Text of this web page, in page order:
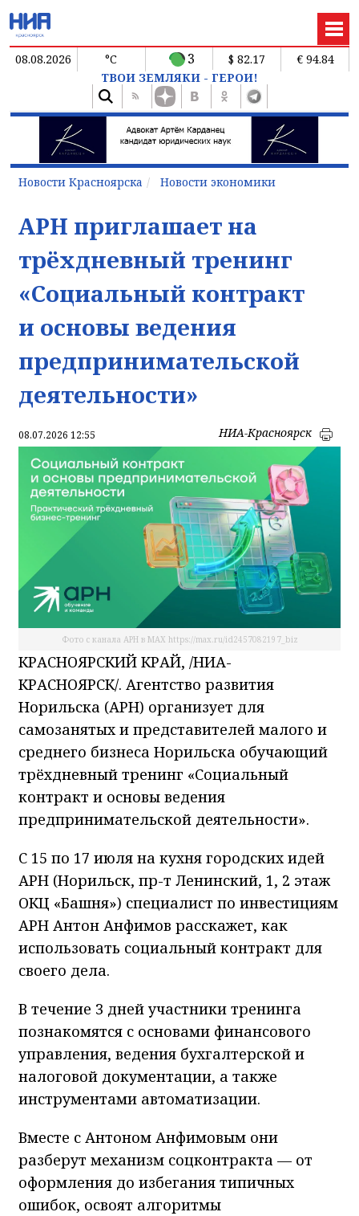
08.08.2026 °C 3 $ 82.17
€ 94.84
ТВОИ ЗЕМЛЯКИ - ГЕРОИ!
Новости Красноярска Новости экономики
АРН приглашает на
трёхдневный тренинг
«Социальный контракт
и основы ведения
предпринимательской
деятельности»
08.07.2026 12:55 НИА-Красноярск
Фото с канала АРН в МАХ https://max.ru/id2457082197_biz
КРАСНОЯРСКИЙ КРАЙ, /НИА-
КРАСНОЯРСК/. Агентство развития
Норильска (АРН) организует для
самозанятых и представителей малого и
среднего бизнеса Норильска обучающий
трёхдневный тренинг «Социальный
контракт и основы ведения
предпринимательской деятельности».
С 15 по 17 июля на кухня городских идей
АРН (Норильск, пр-т Ленинский, 1, 2 этаж
ОКЦ «Башня») специалист по инвестициям
АРН Антон Анфимов расскажет, как
использовать социальный контракт для
своего дела.
В течение 3 дней участники тренинга
познакомятся с основами финансового
управления, ведения бухгалтерской и
налоговой документации, а также
инструментами автоматизации.
Вместе с Антоном Анфимовым они
разберут механизм соцконтракта — от
оформления до избегания типичных
ошибок, освоят алгоритмы